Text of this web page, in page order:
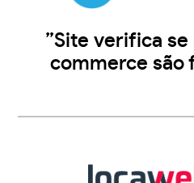
”Site verifica
commerce são